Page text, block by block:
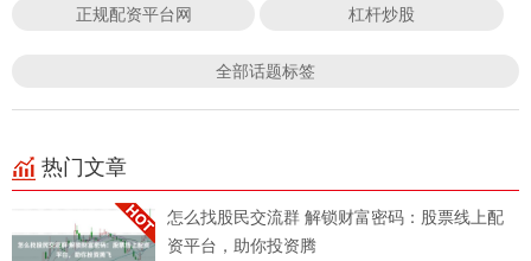
正规配资平台网 杠杆炒股
全部话题标签
热门文章
怎么找股民交流群 解锁财富密码：股票线上配
资平台，助你投资腾